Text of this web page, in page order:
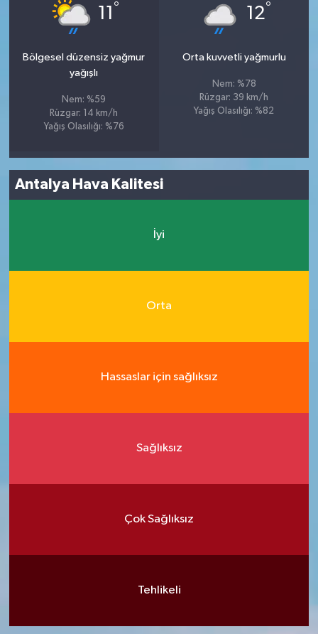
11 °
Bölgesel düzensiz yağmur
yağışlı
Nem: %59
Rüzgar: 14 km/h
Yağış Olasılığı: %76
12°
Orta kuvvetli yağmurlu
Nem: %78
Rüzgar: 39 km/h
Yağış Olasılığı: %82
Antalya Hava Kalitesi
İyi
Orta
Hassaslar için sağlıksız
Sağlıksız
Çok Sağlıksız
Tehlikeli